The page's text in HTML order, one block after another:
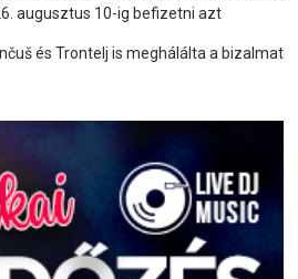
augusztus 10-ig befizetni azt
és Trontelj is meghálálta a bizalmat